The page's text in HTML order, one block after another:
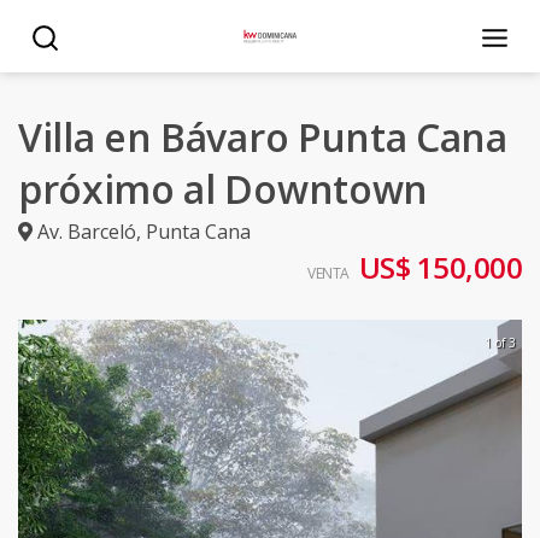
Villa en Bávaro Punta Cana
próximo al Downtown
Av. Barceló, Punta Cana
VENTA US$ 150,000
1 of 3